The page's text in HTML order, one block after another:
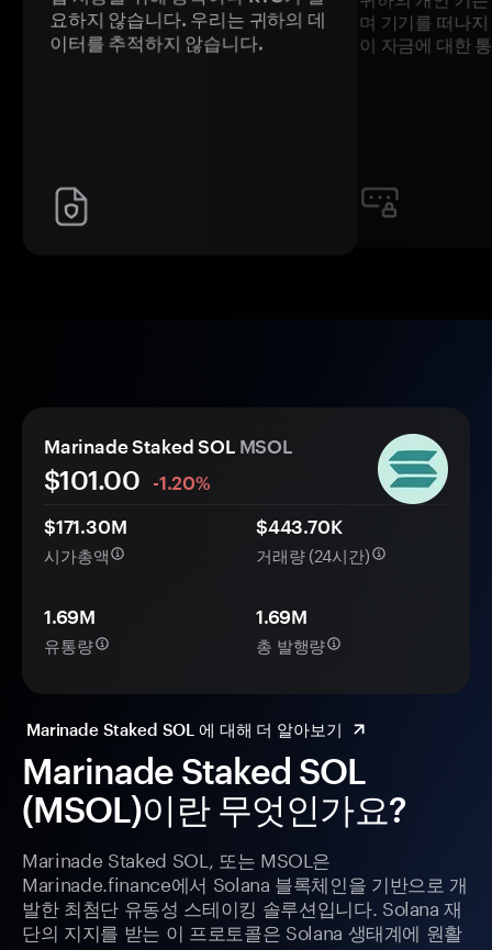
요하지 않습니다. 우리는 귀하의 데
이터를 추적하지 않습니다.
며 기기를 떠나
이 자금에 대한
Marinade Staked SOL
(MSOL)이란 무엇인가요?
Marinade Staked SOL, 또는 MSOL은
Marinade.finance에서 Solana 블록체인을 기반으로 개
발한 최첨단 유동성 스테이킹 솔루션입니다. Solana 재
단의 지지를 받는 이 프로토콜은 Solana 생태계에 원활
Marinade Staked SOL MSOL
$101.00
-1.20%
$171.30M
시가총액
$443.70K
거래량 (24시간)
1.69M
유통량
1.69M
총 발행량
Marinade Staked SOL 에 대해 더 알아보기